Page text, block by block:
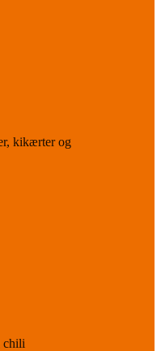
kikærter og
chili